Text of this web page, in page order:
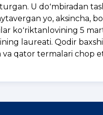
U doʻmbiradan
yo, aksincha,
koʻriktanlovining 5
laureati. Qodir
qator termalari chop